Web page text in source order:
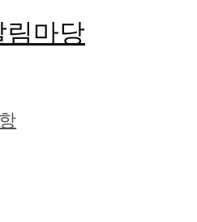
림마당